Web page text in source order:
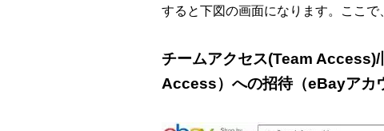
すると下図の画面になります。ここで
チームアクセス(Team
Access） への招待（eBayアカ